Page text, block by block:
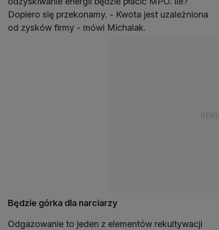
Dopiero się przekonamy. - Kwota jest uzależniona
od zysków firmy - mówi Michalak.
Będzie górka dla narciarzy
Odgazowanie to jeden z elementów rekultywacji